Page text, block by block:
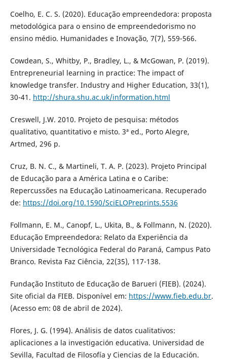
Coelho, E. C. S. (2020). Educação empreendedora: proposta
metodológica para o ensino de empreendedorismo no
ensino médio. Humanidades e Inovação, 7(7), 559-566.
Cowdean, S., Whitby, P., Bradley, L., & McGowan, P. (2019).
Entrepreneurial learning in practice: The impact of
knowledge transfer. Industry and Higher Education, 33(1),
30-41. http://shura.shu.ac.uk/information.html
Creswell, J.W. 2010. Projeto de pesquisa: métodos
qualitativo, quantitativo e misto. 3ª ed., Porto Alegre,
Artmed, 296 p.
Cruz, B. N. C., & Martineli, T. A. P. (2023). Projeto Principal
de Educação para a América Latina e o Caribe:
Repercussões na Educação Latinoamericana. Recuperado
de: https://doi.org/10.1590/SciELOPreprints.5536
Follmann, E. M., Canopf, L., Ukita, B., & Follmann, N. (2020).
Educação Empreendedora: Relato da Experiência da
Universidade Tecnológica Federal do Paraná, Campus Pato
Branco. Revista Faz Ciência, 22(35), 117-138.
Fundação Instituto de Educação de Barueri (FIEB). (2024).
Site oficial da FIEB. Disponível em: https://www.fieb.edu.br.
(Acesso em: 08 de abril de 2024).
Flores, J. G. (1994). Análisis de datos cualitativos:
aplicaciones a la investigación educativa. Universidad de
Sevilla, Facultad de Filosofía y Ciencias de la Educación.